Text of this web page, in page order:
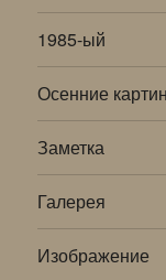
1985-ый
Осенние
Заметка
Галерея
Изображение